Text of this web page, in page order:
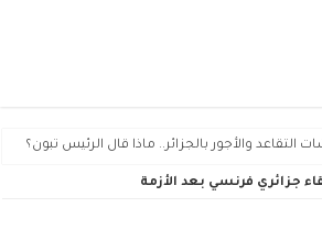
التقاعد والأجور بالجزائر.. ماذا قال الرئيس تبون؟
جزائري فرنسي بعد الأزمة